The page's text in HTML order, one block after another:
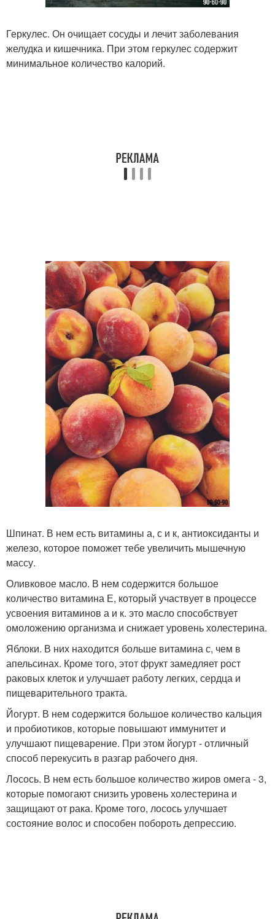
Геркулес. Он очищает сосуды и лечит заболевания
желудка и кишечника. При этом геркулес содержит
минимальное количество калорий.
Шпинат. В нем есть витамины а, с и к, антиоксиданты и
железо, которое поможет тебе увеличить мышечную
массу.
Оливковое масло. В нем содержится большое
количество витамина Е, который участвует в процессе
усвоения витаминов а и к. это масло способствует
омоложению организма и снижает уровень холестерина.
Яблоки. В них находится больше витамина с, чем в
апельсинах. Кроме того, этот фрукт замедляет рост
раковых клеток и улучшает работу легких, сердца и
пищеварительного тракта.
Йогурт. В нем содержится большое количество кальция
и пробиотиков, которые повышают иммунитет и
улучшают пищеварение. При этом йогурт - отличный
способ перекусить в разгар рабочего дня.
Лосось. В нем есть большое количество жиров омега - 3,
которые помогают снизить уровень холестерина и
защищают от рака. Кроме того, лосось улучшает
состояние волос и способен побороть депрессию.